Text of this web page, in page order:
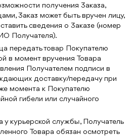
получения Заказа,
Заказ может быть вручен лицу,
сведения о Заказе (номер
Получателя).
передать товар Покупателю
в момент вручения Товара
Получателем подписи в
доставку/передачу при
момента к Покупателю
гибели или случайного
у курьерской службы, Получатель
Товара обязан осмотреть